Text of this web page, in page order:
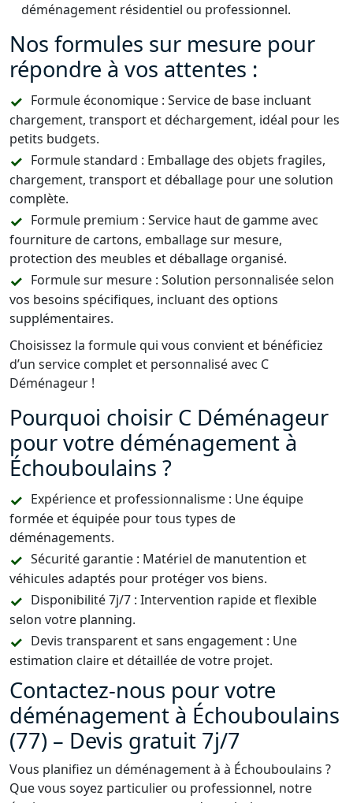
déménagement résidentiel ou professionnel.
Nos formules sur mesure pour
répondre à vos attentes :
Formule économique : Service de base incluant
chargement, transport et déchargement, idéal pour les
petits budgets.
Formule standard : Emballage des objets fragiles,
chargement, transport et déballage pour une solution
complète.
Formule premium : Service haut de gamme avec
fourniture de cartons, emballage sur mesure,
protection des meubles et déballage organisé.
Formule sur mesure : Solution personnalisée selon
vos besoins spécifiques, incluant des options
supplémentaires.
Choisissez la formule qui vous convient et bénéficiez
d’un service complet et personnalisé avec C
Déménageur !
Pourquoi choisir C Déménageur
pour votre déménagement à
Échouboulains ?
Expérience et professionnalisme : Une équipe
formée et équipée pour tous types de
déménagements.
Sécurité garantie : Matériel de manutention et
véhicules adaptés pour protéger vos biens.
Disponibilité 7j/7 : Intervention rapide et flexible
selon votre planning.
Devis transparent et sans engagement : Une
estimation claire et détaillée de votre projet.
Contactez-nous pour votre
déménagement à Échouboulains
(77) – Devis gratuit 7j/7
Vous planifiez un déménagement à à Échouboulains ?
Que vous soyez particulier ou professionnel, notre